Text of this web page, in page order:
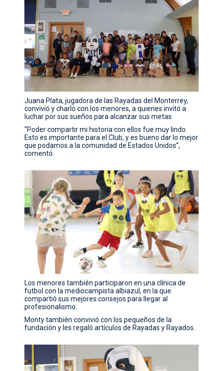
Juana Plata, jugadora de las Rayadas del Monterrey,
convivió y charló con los menores, a quienes invitó a
luchar por sus sueños para alcanzar sus metas.
“Poder compartir mi historia con ellos fue muy lindo.
Esto es importante para el Club, y es bueno dar lo mejor
que podamos a la comunidad de Estados Unidos”,
comentó.
Los menores también participaron en una clínica de
futbol con la mediocampista albiazul, en la que
compartió sus mejores consejos para llegar al
profesionalismo.
Monty también convivió con los pequeños de la
fundación y les regaló artículos de Rayadas y Rayados.